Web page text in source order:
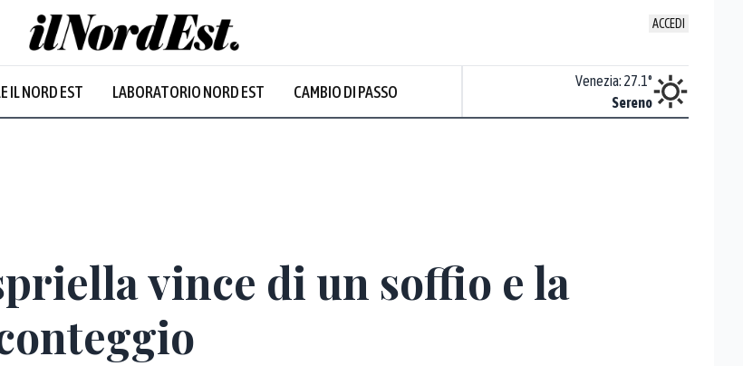
ACCEDI
IL NORD EST LABORATORIO NORD EST CAMBIO DI PASSO
Sereno
Venezia: 27.1°
Sereno
vince di un soffio e la